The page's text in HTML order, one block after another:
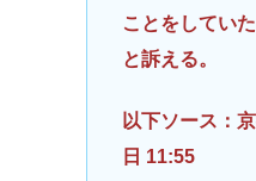
ことをしてい
と訴える。
以下ソース：
日 11:55